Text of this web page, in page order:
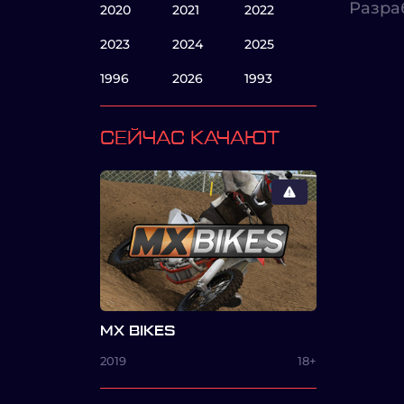
2020 2021 2022
2023 2024 2025
1996 2026 1993
СЕЙЧАС КАЧАЮТ
MX BIKES
2019 18+